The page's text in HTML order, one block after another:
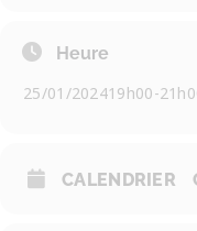
Heure
25/01/202419h00-
CALENDRIER